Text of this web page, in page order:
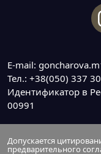
E-mail:
Тел.: +38(050) 337
Идентификатор в
00991
Допускается
предварительного